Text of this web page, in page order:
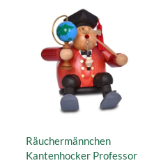
Räuchermännchen
Kantenhocker Professor